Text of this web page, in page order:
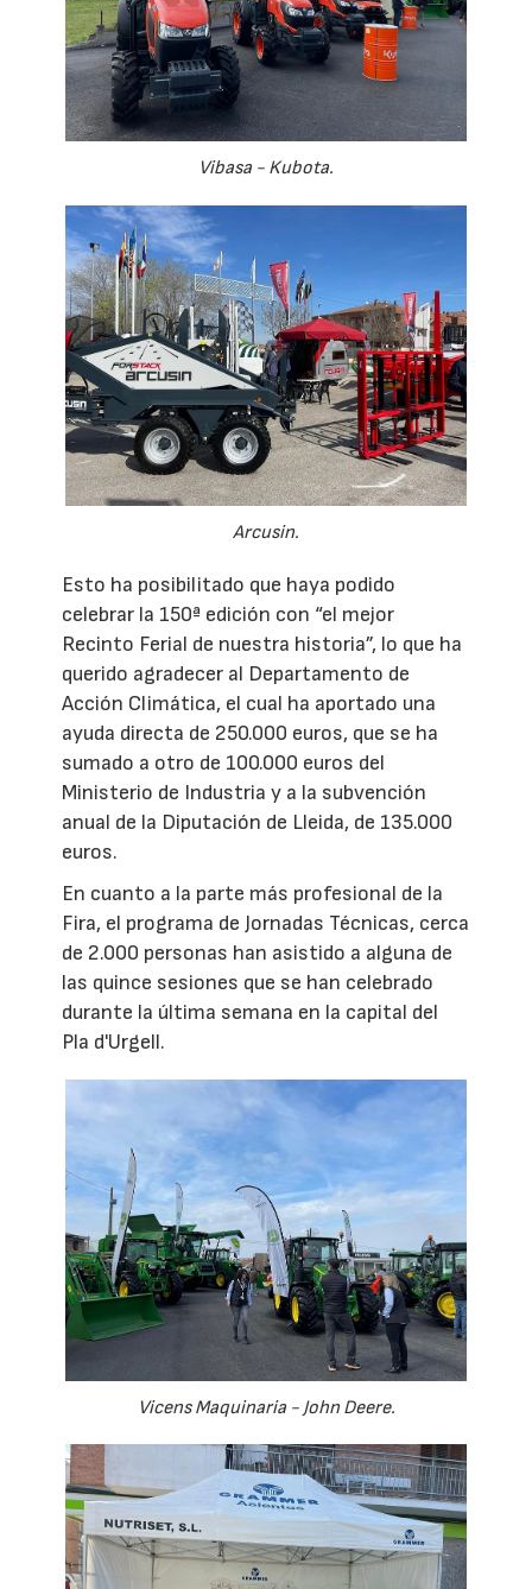
Vibasa - Kubota.
Arcusin.
Esto ha posibilitado que haya podido
celebrar la 150ª edición con “el mejor
Recinto Ferial de nuestra historia”, lo que ha
querido agradecer al Departamento de
Acción Climática, el cual ha aportado una
ayuda directa de 250.000 euros, que se ha
sumado a otro de 100.000 euros del
Ministerio de Industria y a la subvención
anual de la Diputación de Lleida, de 135.000
euros.
En cuanto a la parte más profesional de la
Fira, el programa de Jornadas Técnicas, cerca
de 2.000 personas han asistido a alguna de
las quince sesiones que se han celebrado
durante la última semana en la capital del
Pla d'Urgell.
Vicens Maquinaria - John Deere.